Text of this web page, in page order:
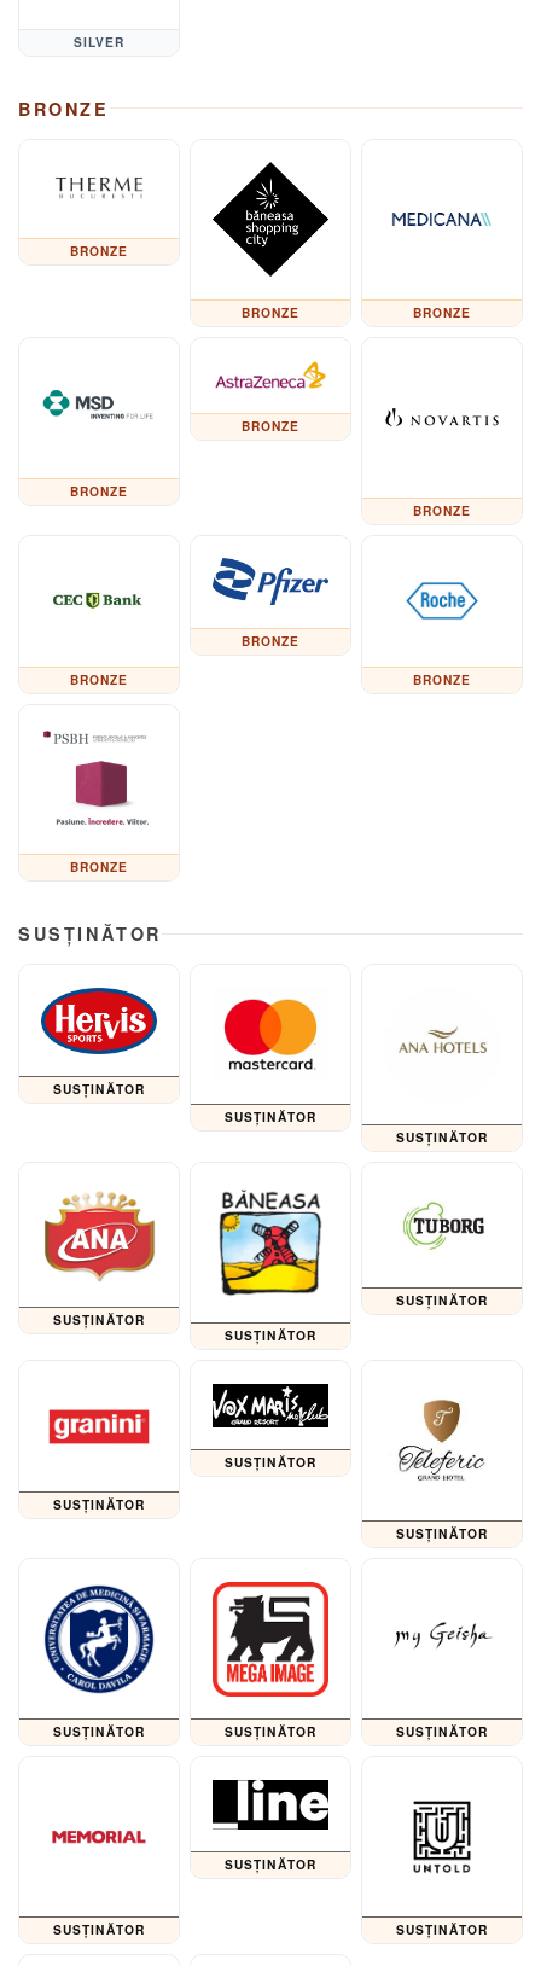
SILVER
BRONZE
BRONZE
BRONZE BRONZE
BRONZE
BRONZE
BRONZE
BRONZE
BRONZE
BRONZE
BRONZE
SUSȚINĂTOR
SUSȚINĂTOR
SUSȚINĂTOR
SUSȚINĂTOR
SUSȚINĂTOR
SUSȚINĂTOR
SUSȚINĂTOR
SUSȚINĂTOR
SUSȚINĂTOR
SUSȚINĂTOR
SUSȚINĂTOR SUSȚINĂTOR SUSȚINĂTOR
SUSȚINĂTOR
SUSȚINĂTOR
SUSȚINĂTOR